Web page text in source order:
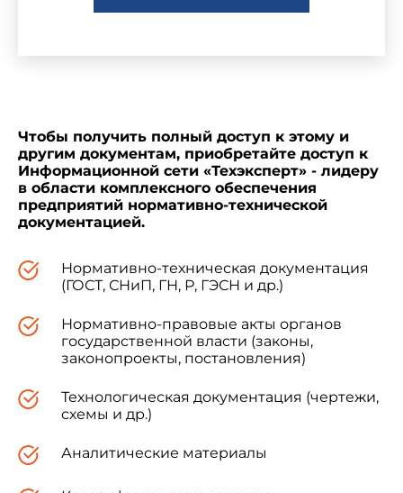
Чтобы получить полный доступ к этому и
другим документам, приобретайте доступ к
Информационной сети «Техэксперт» - лидеру
в области комплексного обеспечения
предприятий нормативно-технической
документацией.
Нормативно-техническая документация
(ГОСТ, СНиП, ГН, Р, ГЭСН и др.)
Нормативно-правовые акты органов
государственной власти (законы,
законопроекты, постановления)
Технологическая документация (чертежи,
схемы и др.)
Аналитические материалы